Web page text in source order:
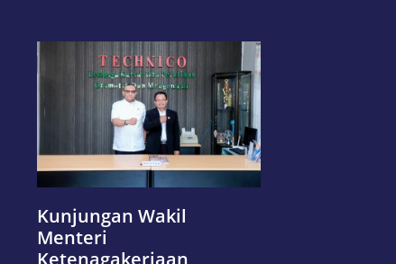
Kunjungan Wakil
Menteri
Ketenagakerjaan